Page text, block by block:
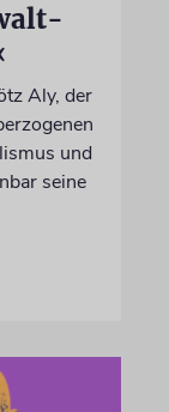
Aly, der
und
seine